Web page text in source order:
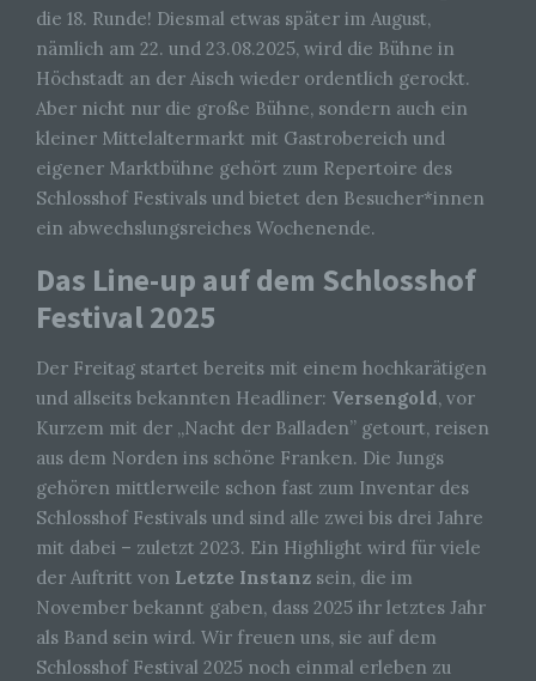
die 18. Runde! Diesmal etwas später im August,
nämlich am 22. und 23.08.2025, wird die Bühne in
Höchstadt an der Aisch wieder ordentlich gerockt.
Aber nicht nur die große Bühne, sondern auch ein
kleiner Mittelaltermarkt mit Gastrobereich und
eigener Marktbühne gehört zum Repertoire des
Schlosshof Festivals und bietet den Besucher*innen
ein abwechslungsreiches Wochenende.
Das Line-up auf dem Schlosshof
Festival 2025
Der Freitag startet bereits mit einem hochkarätigen
und allseits bekannten Headliner: Versengold, vor
Kurzem mit der „Nacht der Balladen” getourt, reisen
aus dem Norden ins schöne Franken. Die Jungs
gehören mittlerweile schon fast zum Inventar des
Schlosshof Festivals und sind alle zwei bis drei Jahre
mit dabei – zuletzt 2023. Ein Highlight wird für viele
der Auftritt von Letzte Instanz sein, die im
November bekannt gaben, dass 2025 ihr letztes Jahr
als Band sein wird. Wir freuen uns, sie auf dem
Schlosshof Festival 2025 noch einmal erleben zu